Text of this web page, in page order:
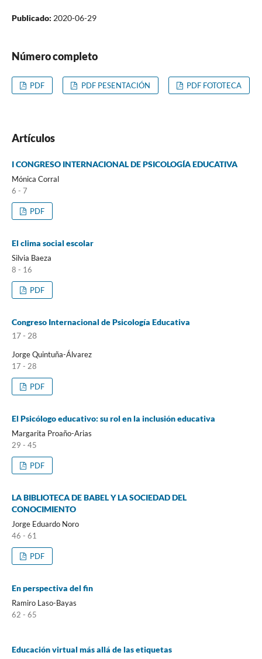
Publicado: 2020-06-29
Número completo
PDF PDF PESENTACIÓN PDF FOTOTECA
Artículos
I CONGRESO INTERNACIONAL DE PSICOLOGÍA EDUCATIVA
Mónica Corral
6 - 7
PDF
El clima social escolar
Silvia Baeza
8 - 16
PDF
Congreso Internacional de Psicología Educativa
17 - 28
Jorge Quintuña-Álvarez
17 - 28
PDF
El Psicólogo educativo: su rol en la inclusión educativa
Margarita Proaño-Arias
29 - 45
PDF
LA BIBLIOTECA DE BABEL Y LA SOCIEDAD DEL
CONOCIMIENTO
Jorge Eduardo Noro
46 - 61
PDF
En perspectiva del fin
Ramiro Laso-Bayas
62 - 65
Educación virtual más allá de las etiquetas